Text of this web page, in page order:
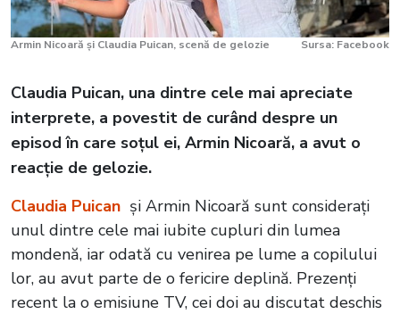
Armin Nicoară și Claudia Puican, scenă de gelozie Sursa: Facebook
Claudia Puican, una dintre cele mai apreciate
interprete, a povestit de curând despre un
episod în care soțul ei, Armin Nicoară, a avut o
reacție de gelozie.
Claudia Puican și Armin Nicoară sunt considerați
unul dintre cele mai iubite cupluri din lumea
mondenă, iar odată cu venirea pe lume a copilului
lor, au avut parte de o fericire deplină. Prezenți
recent la o emisiune TV, cei doi au discutat deschis